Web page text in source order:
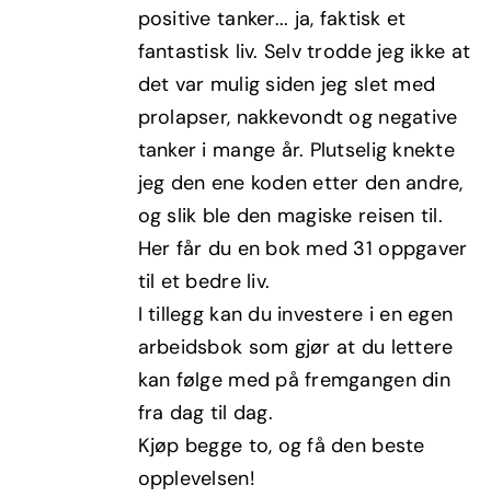
positive tanker... ja, faktisk et
fantastisk liv. Selv trodde jeg ikke at
det var mulig siden jeg slet med
prolapser, nakkevondt og negative
tanker i mange år. Plutselig knekte
jeg den ene koden etter den andre,
og slik ble den magiske reisen til.
Her får du en bok med 31 oppgaver
til et bedre liv.
I tillegg kan du investere i en egen
arbeidsbok som gjør at du lettere
kan følge med på fremgangen din
fra dag til dag.
Kjøp begge to, og få den beste
opplevelsen!